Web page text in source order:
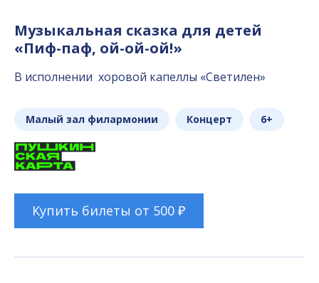
Музыкальная сказка для детей
«Пиф-паф, ой-ой-ой!»
В исполнении хоровой капеллы «Светилен»
Малый зал филармонии Концерт 6+
Купить билеты от 500 ₽